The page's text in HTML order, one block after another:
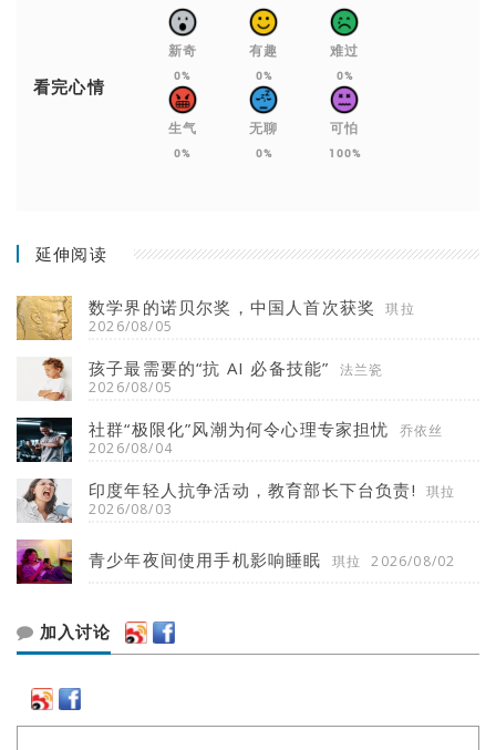
看完心情
新奇
0%
有趣
0%
难过
0%
生气
0%
无聊
0%
可怕
100%
延伸阅读
数学界的诺贝尔奖，中国人首次获奖
琪拉
2026/08/05
孩子最需要的“抗 AI 必备技能”
法兰瓷
2026/08/05
社群“极限化”风潮为何令心理专家担忧
乔依丝
2026/08/04
印度年轻人抗争活动，教育部长下台负责!
琪拉
2026/08/03
青少年夜间使用手机影响睡眠 琪拉 2026/08/02
加入讨论